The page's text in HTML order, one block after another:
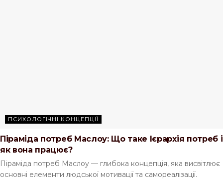
ПСИХОЛОГІЧНІ КОНЦЕПЦІЇ
Піраміда потреб Маслоу: Що таке Ієрархія потреб і
як вона працює?
Піраміда потреб Маслоу — глибока концепція, яка висвітлює
основні елементи людської мотивації та самореалізації.